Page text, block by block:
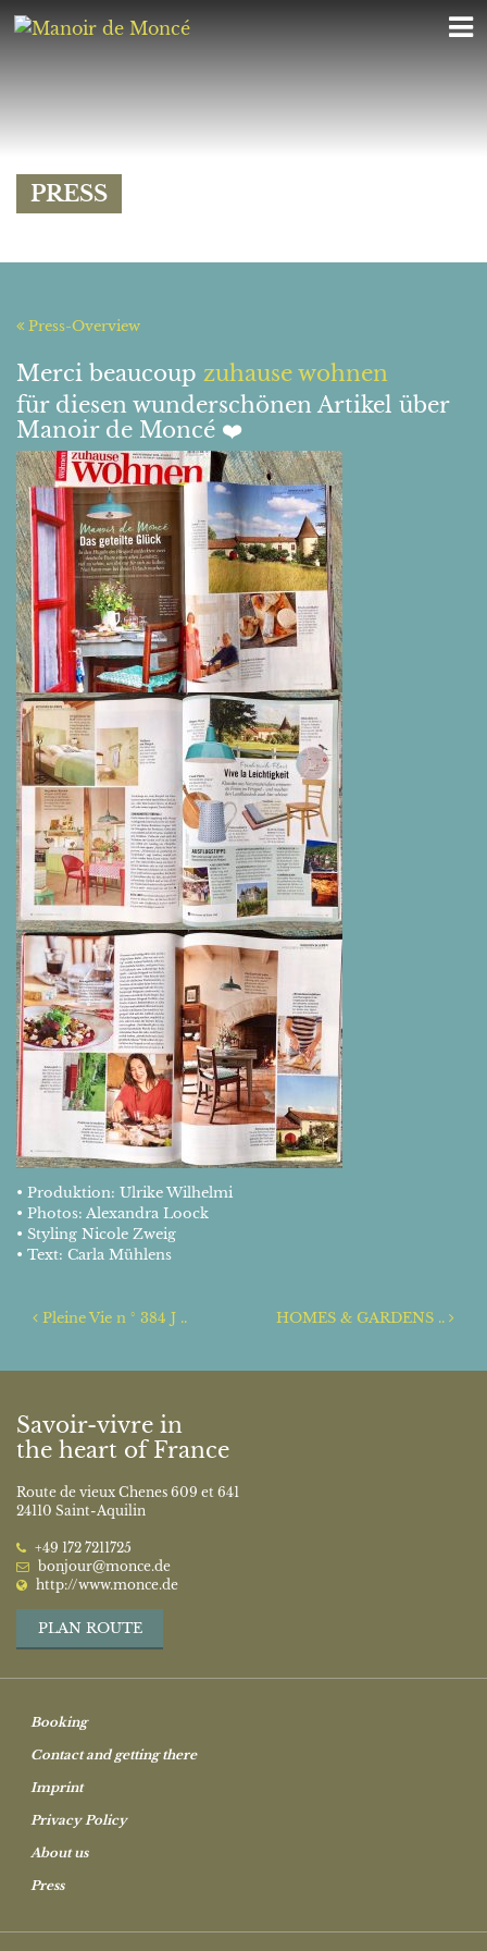
PRESS
Press-Overview
Merci beaucoup zuhause wohnen
für diesen wunderschönen Artikel über
Manoir de Moncé ❤️
• Produktion: Ulrike Wilhelmi
• Photos: Alexandra Loock
• Styling Nicole Zweig
• Text: Carla Mühlens
Post navigation
Pleine Vie n ° 384 J .. HOMES & GARDENS ..
Savoir-vivre in
the heart of France
Route de vieux Chenes 609 et 641
24110 Saint-Aquilin
‭+49 172 7211725‬
bonjour@monce.de
http://www.monce.de
PLAN ROUTE
Booking
Contact and getting there
Imprint
Privacy Policy
About us
Press